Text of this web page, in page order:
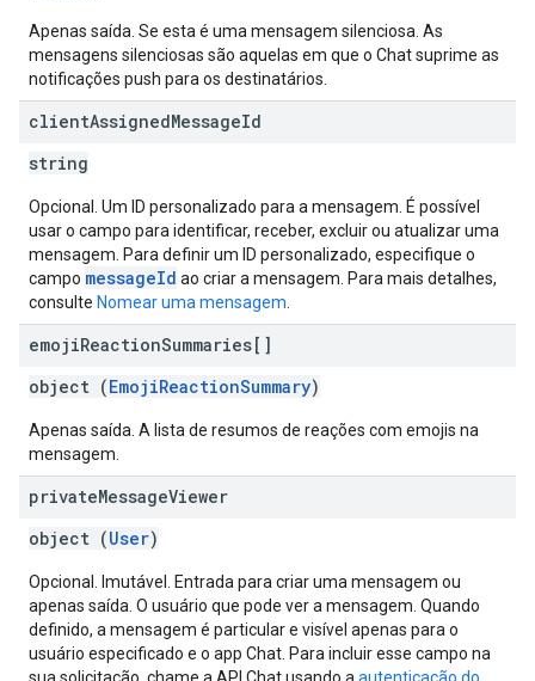
Apenas saída. Se esta é uma mensagem silenciosa. As
mensagens silenciosas são aquelas em que o Chat suprime as
notificações push para os destinatários.
clientAssignedMessageId
string
Opcional. Um ID personalizado para a mensagem. É possível
usar o campo para identificar, receber, excluir ou atualizar uma
mensagem. Para definir um ID personalizado, especifique o
campo messageId ao criar a mensagem. Para mais detalhes,
consulte Nomear uma mensagem
emojiReactionSummaries[]
object (EmojiReactionSummary)
Apenas saída. A lista de resumos de reações com emojis na
mensagem.
privateMessageViewer
object (User)
Opcional. Imutável. Entrada para criar uma mensagem ou
apenas saída. O usuário que pode ver a mensagem. Quando
definido, a mensagem é particular e visível apenas para o
usuário especificado e o app Chat. Para incluir esse campo na